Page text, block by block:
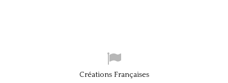
Créations Françaises